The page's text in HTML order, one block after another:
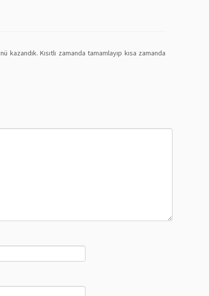
Kısıtlı zamanda tamamlayıp kısa zamanda